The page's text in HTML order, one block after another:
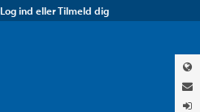
Log ind eller Tilmeld dig